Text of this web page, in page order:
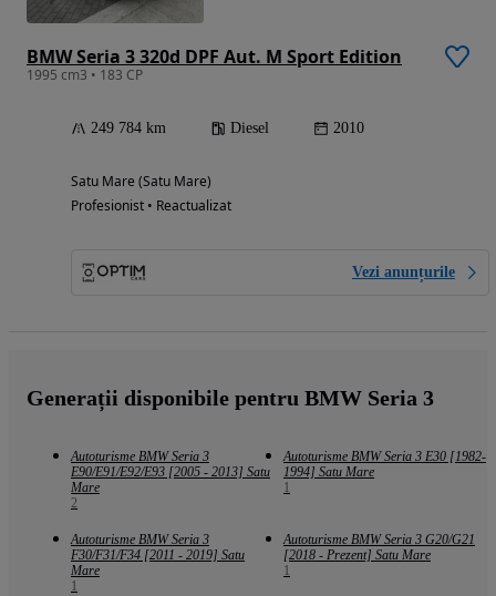
BMW Seria 3 320d DPF Aut. M Sport Edition
1995 cm3 • 183 CP
249 784 km Diesel 2010
Satu Mare (Satu Mare)
Profesionist • Reactualizat
Vezi anunțurile
Generații disponibile pentru BMW Seria 3
Autoturisme BMW Seria 3
E90/E91/E92/E93 [2005 - 2013] Satu
Mare
2
Autoturisme BMW Seria 3 E30 [1982-
1994] Satu Mare
1
Autoturisme BMW Seria 3
F30/F31/F34 [2011 - 2019] Satu
Mare
1
Autoturisme BMW Seria 3 G20/G21
[2018 - Prezent] Satu Mare
1